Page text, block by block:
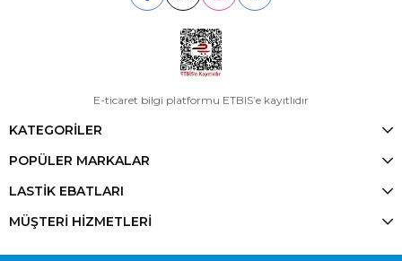
E-ticaret bilgi platformu ETBIS’e kayıtlıdır
KATEGORİLER
POPÜLER MARKALAR
LASTİK EBATLARI
MÜŞTERİ HİZMETLERİ